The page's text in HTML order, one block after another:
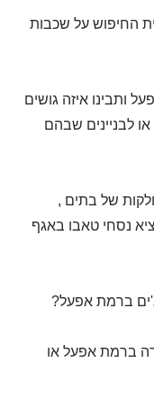
החיפוש על שכבות
ותבינו איזה גושים
או לבניינים שבהם
של בתים ,
נסחי טאבו באגף
ברמת אפעל?
ברמת אפעל או